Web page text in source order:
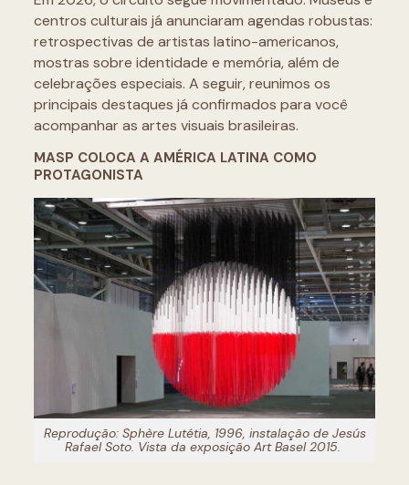
centros culturais já anunciaram agendas robustas:
retrospectivas de artistas latino-americanos,
mostras sobre identidade e memória, além de
celebrações especiais. A seguir, reunimos os
principais destaques já confirmados para você
acompanhar as artes visuais brasileiras.
MASP COLOCA A AMÉRICA LATINA COMO
PROTAGONISTA
Reprodução: Sphère Lutétia, 1996, instalação de Jesús
Rafael Soto. Vista da exposição Art Basel 2015.